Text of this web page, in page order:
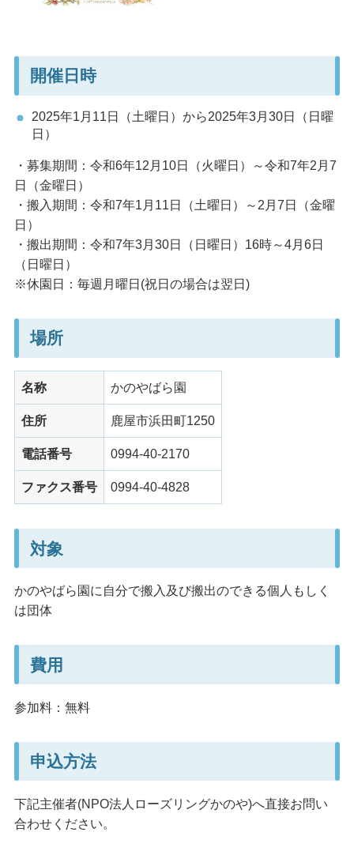
開催日時
2025年1月11日（土曜日）から2025年3月30日（日曜
日）
・募集期間：令和6年12月10日（火曜日）～令和7年2月7
日（金曜日）
・搬入期間：令和7年1月11日（土曜日）～2月7日（金曜
日）
・搬出期間：令和7年3月30日（日曜日）16時～4月6日
（日曜日）
※休園日：毎週月曜日(祝日の場合は翌日)
場所
名称 かのやばら園
住所 鹿屋市浜田町1250
電話番号 0994-40-2170
ファクス番号 0994-40-4828
対象
かのやばら園に自分で搬入及び搬出のできる個人もしく
は団体
費用
参加料：無料
申込方法
下記主催者(NPO法人ローズリングかのや)へ直接お問い
合わせください。